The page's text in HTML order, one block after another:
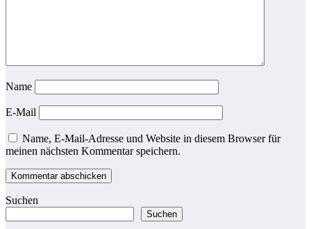
Name
E-Mail
Name, E-Mail-Adresse und Website in diesem Browser für
meinen nächsten Kommentar speichern.
Suchen
Suchen